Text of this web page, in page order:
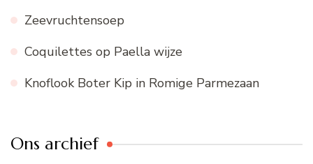
Zeevruchtensoep
Coquilettes op Paella wijze
Knoflook Boter Kip in Romige Parmezaan
Ons archief